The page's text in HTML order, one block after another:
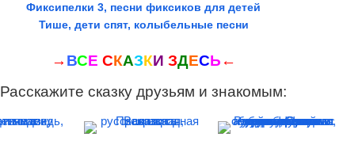
Фиксипелки 3, песни фиксиков для детей
Тише, дети спят, колыбельные песни
→ ВСЕ СКАЗКИ ЗДЕСЬ ←
Расскажите сказку друзьям и знакомым: